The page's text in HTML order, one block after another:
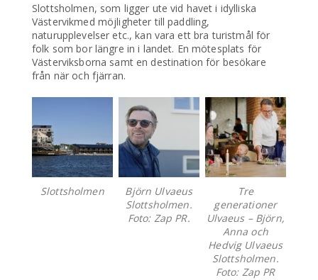
Slottsholmen, som ligger ute vid havet i idylliska
Västervikmed möjligheter till paddling,
naturupplevelser etc., kan vara ett bra turistmål för
folk som bor längre in i landet. En mötesplats för
Västerviksborna samt en destination för besökare
från när och fjärran.
Slottsholmen
Björn Ulvaeus
Slottsholmen.
Foto: Zap PR.
Tre
generationer
Ulvaeus – Björn,
Anna och
Hedvig Ulvaeus
Slottsholmen.
Foto: Zap PR